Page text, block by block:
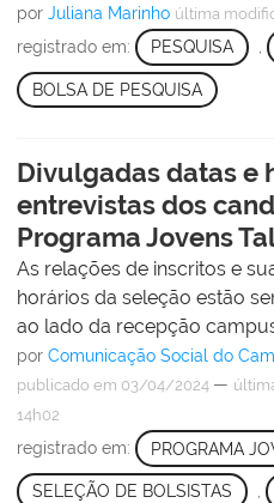
por Juliana Marinho última
registrado em: PESQUISA ,
BOLSA DE PESQUISA
Divulgadas datas e
entrevistas dos
Programa Jovens
As relações de inscritos e
horários da seleção estão
ao lado da recepção
por Comunicação Social do
publicado em 03/04/2024 —
14h02
registrado em: PROGRAMA
SELEÇÃO DE BOLSISTAS ,